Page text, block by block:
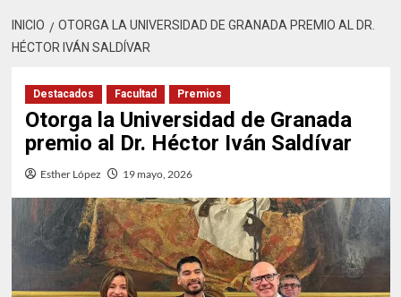
INICIO
OTORGA LA UNIVERSIDAD DE GRANADA PREMIO AL DR.
HÉCTOR IVÁN SALDÍVAR
Destacados Facultad Premios
Otorga la Universidad de Granada
premio al Dr. Héctor Iván Saldívar
Esther López 19 mayo, 2026